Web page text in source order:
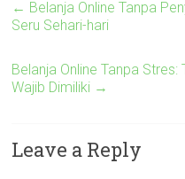
← Belanja Online Tanpa
Seru Sehari-hari
Belanja Online Tanpa
Wajib Dimiliki →
Leave a Reply